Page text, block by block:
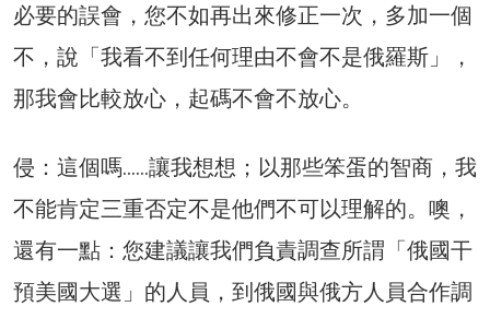
必要的誤會，您不如再出來修正一次，多加一個
不，說「我看不到任何理由不會不是俄羅斯」，
那我會比較放心，起碼不會不放心。
侵：這個嗎……讓我想想；以那些笨蛋的智商，我
不能肯定三重否定不是他們不可以理解的。噢，
還有一點：您建議讓我們負責調查所謂「俄國干
預美國大選」的人員，到俄國與俄方人員合作調